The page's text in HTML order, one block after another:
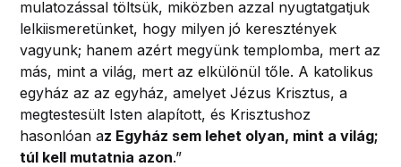
mulatozással töltsük, miközben azzal nyugtatgatjuk
lelkiismeretünket, hogy milyen jó keresztények
vagyunk; hanem azért megyünk templomba, mert az
más, mint a világ, mert az elkülönül tőle. A katolikus
egyház az az egyház, amelyet Jézus Krisztus, a
megtestesült Isten alapított, és Krisztushoz
hasonlóan az Egyház sem lehet olyan, mint a világ;
túl kell mutatnia azon.”